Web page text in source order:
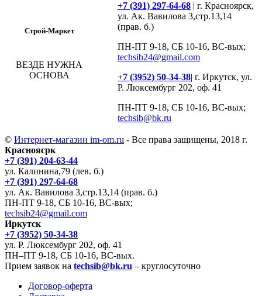
Строй-Маркет
ВЕЗДЕ НУЖНА
ОСНОВА
+7 (391) 297-64-68 | г. Красноярск,
ул. Ак. Вавилова 3,стр.13,14
(прав. б.)
ПН-ПТ 9-18, СБ 10-16, ВС-вых;
techsib24@gmail.com
+7 (3952) 50-34-38| г. Иркутск, ул.
Р. Люксембург 202, оф. 41
ПН-ПТ 9-18, СБ 10-16, ВС-вых;
techsib@bk.ru
© Интернет-магазин im-om.ru - Все права защищены, 2018 г.
Красноясрк
+7 (391) 204-63-44
ул. Калинина,79 (лев. б.)
+7 (391) 297-64-68
ул. Ак. Вавилова 3,стр.13,14 (прав. б.)
ПН-ПТ 9-18, СБ 10-16, ВС-вых;
techsib24@gmail.com
Иркутск
+7 (3952) 50-34-38
ул. Р. Люксембург 202, оф. 41
ПН–ПТ 9-18, СБ 10-16, ВС-вых.
Прием заявок на techsib@bk.ru – круглосуточно
Договор-оферта